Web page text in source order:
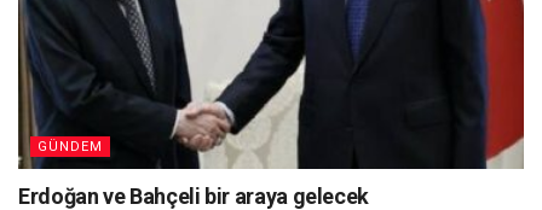
GÜNDEM
Erdoğan ve Bahçeli bir araya gelecek